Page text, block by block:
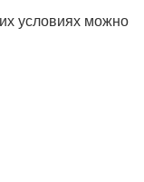
условиях можно